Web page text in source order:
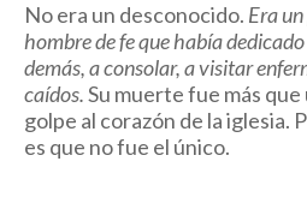
No era un desconocido. Era
hombre de fe que había
demás, a consolar, a visitar
caídos.Su muerte fue más
golpe al corazón de la iglesia.
es que no fue el único.